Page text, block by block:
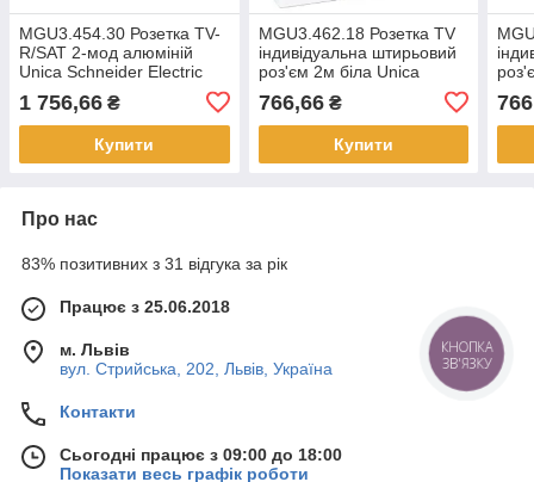
MGU3.454.30 Розетка TV-
R/SAT 2-мод алюміній
Unica Schneider Electric
1 756,66 ₴
Купити
MGU3.462.18 Розетка TV
індивідуальна штирьовий
роз'єм 2м біла Unica
766,66₴
Купити
Про нас
83% позитивних з 31 відгука за рік
Працює з 25.06.2018
м. Львів
вул. Стрийська, 202, Львів, Україна
Контакти
Сьогодні працює з 09:00 до 18:00
Показати весь графік роботи
КНОПКА
ЗВ'ЯЗКУ